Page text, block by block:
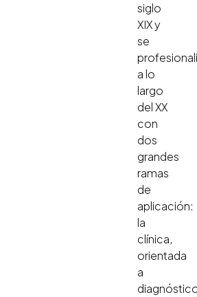
siglo
XIX y
se
a lo
largo
del XX
con
dos
grandes
ramas
de
aplicación:
la
clínica,
orientada
a